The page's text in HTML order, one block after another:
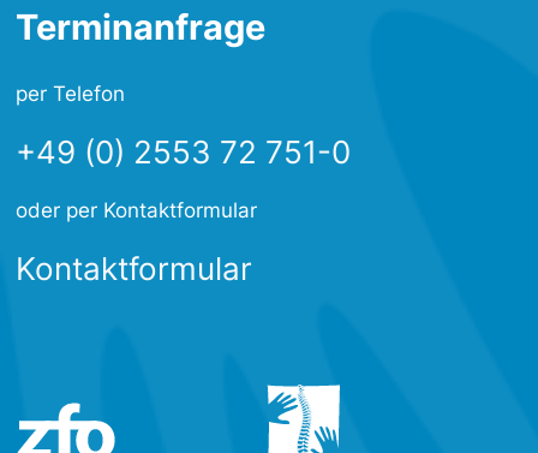
Terminanfrage
per Telefon
+49 (0) 2553 72 751-0
oder per Kontaktformular
Kontaktformular